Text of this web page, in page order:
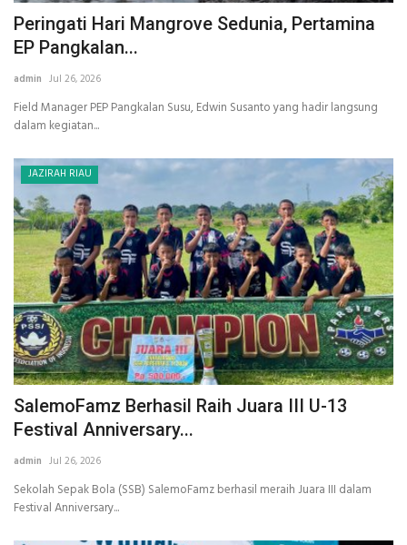
Peringati Hari Mangrove Sedunia, Pertamina
EP Pangkalan...
admin Jul 26, 2026
Field Manager PEP Pangkalan Susu, Edwin Susanto yang hadir langsung
dalam kegiatan...
JAZIRAH RIAU
SalemoFamz Berhasil Raih Juara III U-13
Festival Anniversary...
admin Jul 26, 2026
Sekolah Sepak Bola (SSB) SalemoFamz berhasil meraih Juara III dalam
Festival Anniversary...